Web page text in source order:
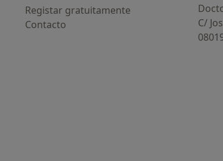
Registar gratuitamente
Contacto
C/